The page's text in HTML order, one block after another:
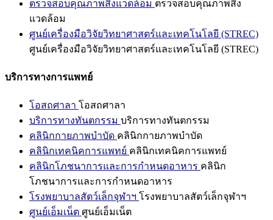
ตรวจสอบคุณภาพสิ่งแวดล้อม ตรวจสอบคุณภาพสิ่ง
แวดล้อม
ศูนย์เครื่องมือวิจัยวิทยาศาสตร์และเทคโนโลยี (STREC)
ศูนย์เครื่องมือวิจัยวิทยาศาสตร์และเทคโนโลยี (STREC)
บริการทางการแพทย์
โอสถศาลา โอสถศาลา
บริการทางทันตกรรม บริการทางทันตกรรม
คลินิกกายภาพบำบัด คลินิกกายภาพบำบัด
คลินิกเทคนิคการแพทย์ คลินิกเทคนิคการแพทย์
คลินิกโภชนาการและการกำหนดอาหาร คลินิก
โภชนาการและการกำหนดอาหาร
โรงพยาบาลสัตว์เล็กจุฬาฯ โรงพยาบาลสัตว์เล็กจุฬาฯ
ศูนย์เอ็มเน็ต ศูนย์เอ็มเน็ต